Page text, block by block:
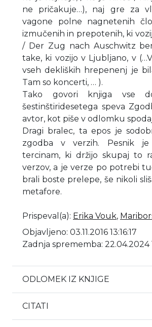
ne pričakuje…), naj gre za
vagone polne nagnetenih
izmučenih in prepotenih, ki
/ Der Zug nach Auschwitz
take, ki vozijo v Ljubljano, v
vseh dekliških hrepenenj je
Tam so koncerti, … ).
Tako govori knjiga vse
šestinštiridesetega speva
avtor, kot piše v odlomku
Dragi bralec, ta epos je
zgodba v verzih. Pesnik
tercinam, ki držijo skupaj to
verzov, a je verze po potrebi
brali boste prelepe, še nikoli
metafore.
Prispeval(a): Erika Vouk,
Objavljeno: 03.11.2016 13:16:17
Zadnja sprememba: 22.04.2024
ODLOMEK IZ KNJIGE
CITATI